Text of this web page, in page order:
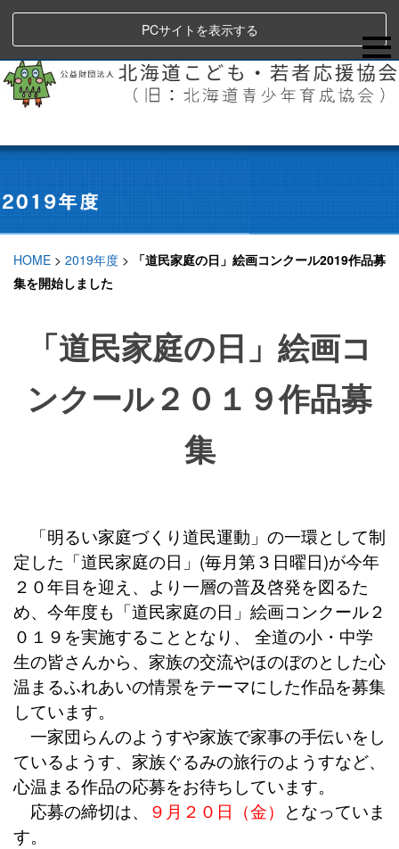
PCサイトを表示する
HOME > 2019年度 >
「道民家庭の日」絵画コンクール2019作品募
集を開始しました
「道民家庭の日」絵画コ
ンクール２０１９作品募
集
「明るい家庭づくり道民運動」の一環として制
定した「道民家庭の日」(毎月第３日曜日)が今年
２０年目を迎え、より一層の普及啓発を図るた
め、今年度も「道民家庭の日」絵画コンクール２
０１９を実施することとなり、 全道の小・中学
生の皆さんから、家族の交流やほのぼのとした心
温まるふれあいの情景をテーマにした作品を募集
しています。
一家団らんのようすや家族で家事の手伝いをし
ているようす、家族ぐるみの旅行のようすなど、
心温まる作品の応募をお待ちしています。
応募の締切は、
９月２０日（金） となっていま
す。